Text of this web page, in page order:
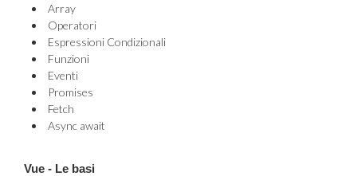
Array
Operatori
Espressioni Condizionali
Funzioni
Eventi
Promises
Fetch
Async await
Vue - Le basi